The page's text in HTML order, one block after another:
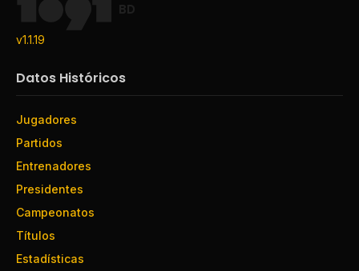
BD
v1.1.19
Datos Históricos
Jugadores
Partidos
Entrenadores
Presidentes
Campeonatos
Títulos
Estadísticas